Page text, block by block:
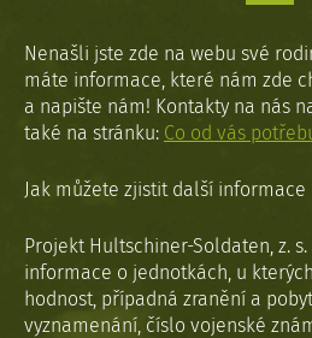
Nenašli jste zde na webu své
máte informace, které nám zde
a napište nám! Kontakty na nás
také na stránku: Co od vás
Jak můžete zjistit další informace
Projekt Hultschiner-Soldaten, z.
informace o jednotkách, u
hodnost, případná zranění a
vyznamenání, číslo vojenské